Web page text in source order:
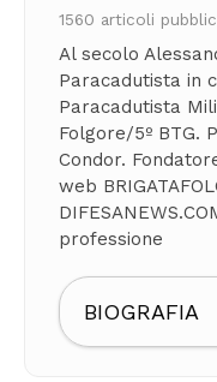
1560 articoli
Al secolo
Paracadutista in
Paracadutista
Folgore/5º BTG.
Condor.
web
professione
BIOGRAFIA